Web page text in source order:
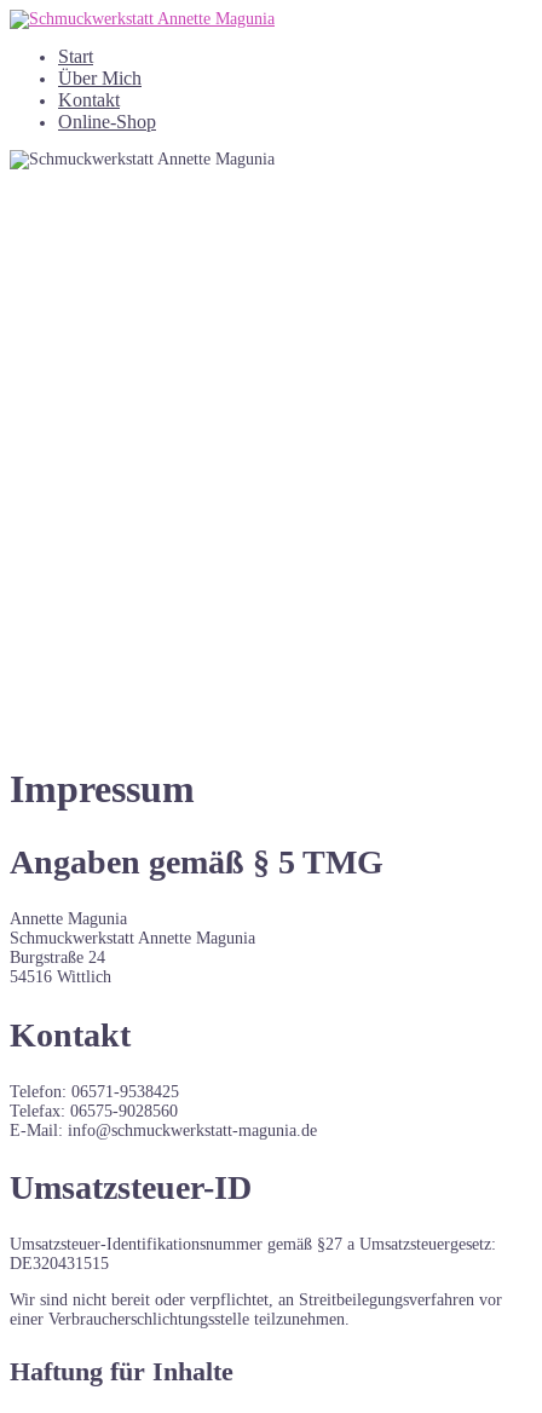
Skip
content Start
Über Mich
Kontakt
Online-Shop
Impressum
Angaben gemäß § 5 TMG
Annette Magunia
Schmuckwerkstatt Annette Magunia
Burgstraße 24
54516 Wittlich
Kontakt
Telefon: 06571-9538425
Telefax: 06575-9028560
E-Mail: info@schmuckwerkstatt-magunia.de
Umsatzsteuer-ID
Umsatzsteuer-Identifikationsnummer gemäß §27 a Umsatzsteuergesetz:
DE320431515
Wir sind nicht bereit oder verpflichtet, an Streitbeilegungsverfahren vor
einer Verbraucherschlichtungsstelle teilzunehmen.
Haftung für Inhalte